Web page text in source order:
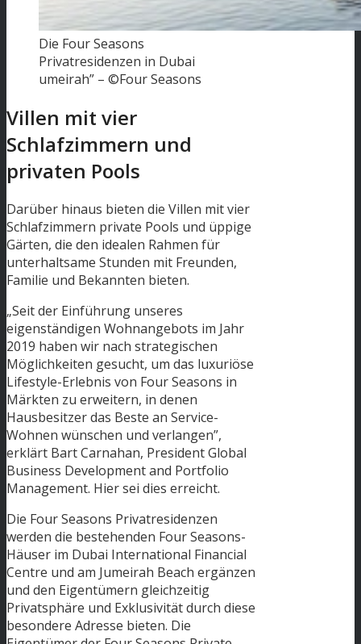
Die Four Seasons
Privatresidenzen in Dubai
umeirah” – ©Four Seasons
Villen mit vier
Schlafzimmern und
privaten Pools
Darüber hinaus bieten die Villen mit vier
Schlafzimmern private Pools und üppige
Gärten, die den idealen Rahmen für
unterhaltsame Stunden mit Freunden,
Familie und Bekannten bieten.
„Seit der Einführung unseres
eigenständigen Wohnangebots im Jahr
2019 haben wir nach strategischen
Möglichkeiten gesucht, um das luxuriöse
Lifestyle-Erlebnis von Four Seasons in
Märkten zu erweitern, in denen
Hausbesitzer das Beste an Service-
Wohnen wünschen und verlangen”,
erklärt Bart Carnahan, President Global
Business Development and Portfolio
Management. Hier sei dies erreicht.
Die Four Seasons Privatresidenzen
werden die bestehenden Four Seasons-
Häuser im Dubai International Financial
Centre und am Jumeirah Beach ergänzen
und den Eigentümern gleichzeitig
Privatsphäre und Exklusivität durch diese
besondere Adresse bieten. Die